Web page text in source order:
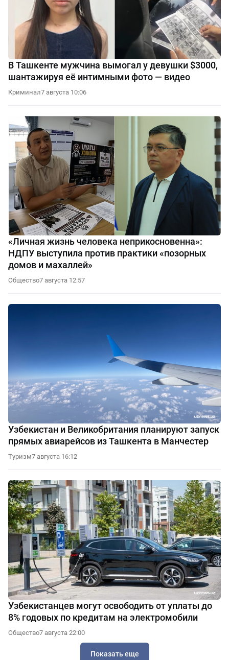
В Ташкенте мужчина вымогал у девушки $3000,
шантажируя её интимными фото — видео
Криминал7 августа 10:06
«Личная жизнь человека неприкосновенна»:
НДПУ выступила против практики «позорных
домов и махаллей»
Общество7 августа 12:57
Узбекистан и Великобритания планируют запуск
прямых авиарейсов из Ташкента в Манчестер
Туризм7 августа 16:12
Узбекистанцев могут освободить от уплаты до
8% годовых по кредитам на электромобили
Общество7 августа 22:00
Показать еще